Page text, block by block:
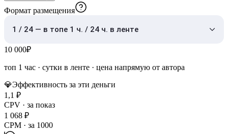
Формат размещения
1 / 24 — в топе 1 ч. / 24 ч. в ленте
10 000₽
топ 1 час · сутки в ленте · цена напрямую от автора
💎Эффективность за эти деньги
1,1 ₽
CPV · за показ
1 068 ₽
CPM · за 1000